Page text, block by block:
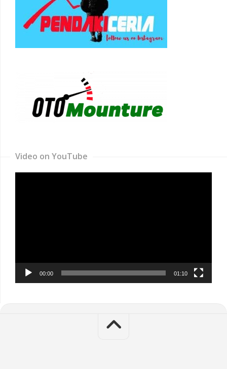
Video on YouTube
00:00 01:10